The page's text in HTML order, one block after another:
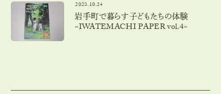
2023.10.24
岩手町で暮らす子どもたちの体験
~IWATEMACHI PAPER vol.4~